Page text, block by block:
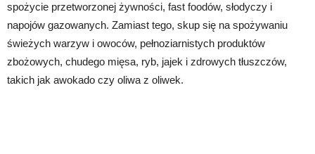
spożycie przetworzonej żywności, fast foodów, słodyczy i
napojów gazowanych. Zamiast tego, skup się na spożywaniu
świeżych warzyw i owoców, pełnoziarnistych produktów
zbożowych, chudego mięsa, ryb, jajek i zdrowych tłuszczów,
takich jak awokado czy oliwa z oliwek.